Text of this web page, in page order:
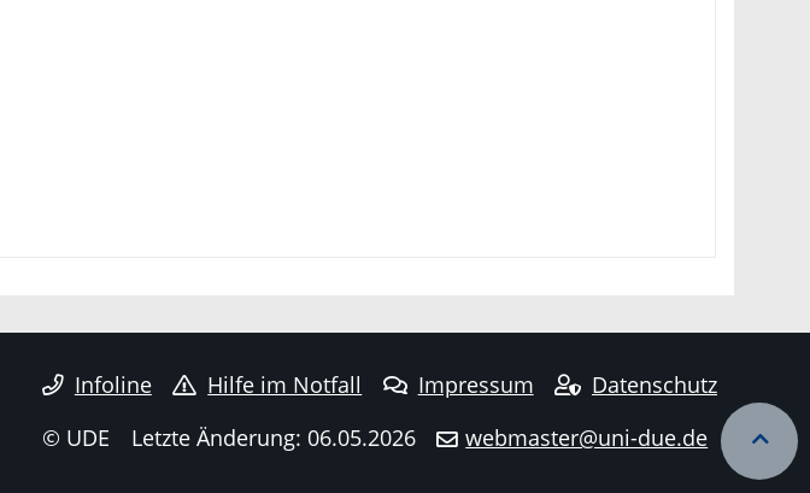
Infoline Hilfe im Notfall Impressum
Datenschutz
© UDE
Letzte Änderung: 06.05.2026 webmaster@uni-due.de